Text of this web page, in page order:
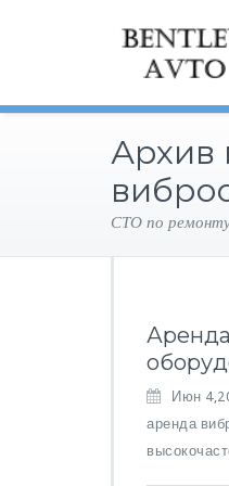
Архив
СТО по
Июн
аренда